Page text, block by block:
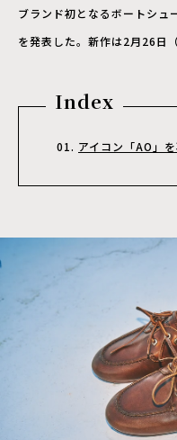
ブランド初となるボートシュ
を発表した。新作は2月26日
Index
アイコン「AO」